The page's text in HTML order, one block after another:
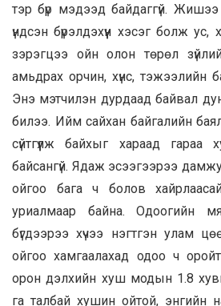
тэр бүр мэдээд байдаггүй.
үндсэн бүрэлдэхүүн хэсэг болж
зэрэгцээ ойн олон төрөл
амьдрах орчин, хүнс, тэжээлийн
Энэ мэтчилэн дурдаад байвал
билээ. Ийм сайхан байгалийн
сүйтгүүлж байхыг хараад
байсангүй. Ядаж эсээгээрээ
ойгоо бага ч болов
уриалмаар байна. Одоогийн
бүгдээрээ хүчээ нэгтгэн улам
ойгоо хамгаалахад одоо ч
орон дэлхийн хуш модын 1.8
га талбай хушин ойтой, энгийн